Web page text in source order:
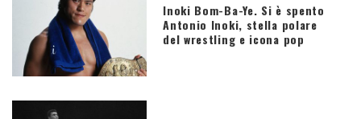
Inoki Bom-Ba-Ye. Si è spento
Antonio Inoki, stella polare
del wrestling e icona pop